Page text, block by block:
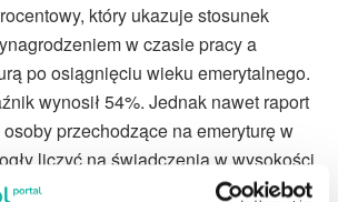
który ukazuje stosunek
w czasie pracy a
po osiągnięciu wieku emerytalnego.
wynosił 54%. Jednak nawet raport
przechodzące na emeryturę w
liczyć na świadczenia w wysokości
a w ciągu 20 lat spadną